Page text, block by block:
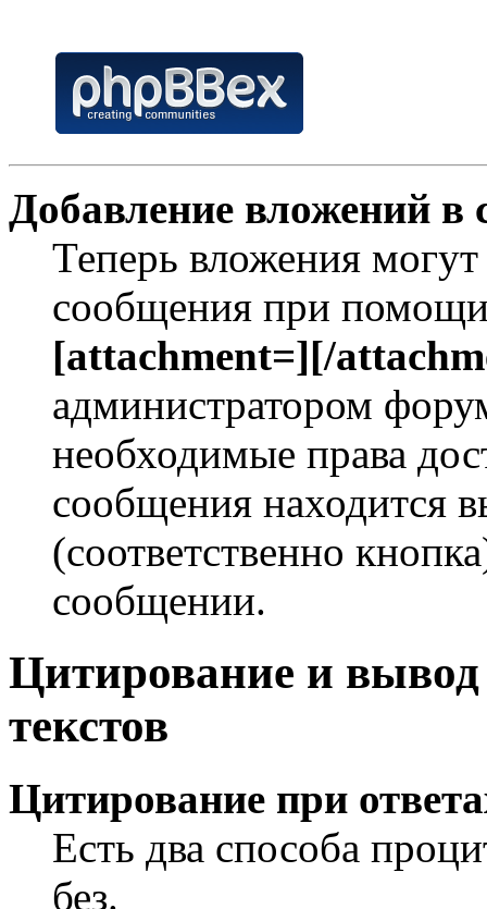
Добавление вложений в
Теперь вложения
сообщения при помощи
[attachment=][/
администратором
необходимые права
сообщения находится
(соответственно
сообщении.
Цитирование и
текстов
Цитирование при
Есть два способа
без.